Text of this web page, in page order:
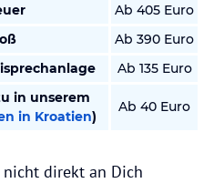
Ab 405 Euro
Ab 390 Euro
Ab 135 Euro
in unserem
in Kroatien)
Ab 40 Euro
direkt an Dich